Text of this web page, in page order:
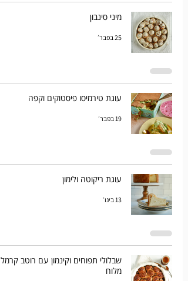
מיני סינבון
25 בפבר׳
עוגת טירמיסו פיסטוקים וקפה
19 בפבר׳
עוגת ריקוטה ולימון
13 בינו׳
שבלולי תפוחים וקינמון עם רוטב קרמל
מלוח